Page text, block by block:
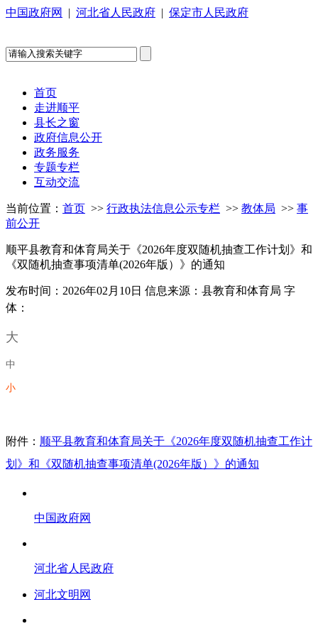
中国政府网 | 河北省人民政府 | 保定市人民政府
首页
走进顺平
县长之窗
政府信息公开
政务服务
专题专栏
互动交流
当前位置： 首页 >> 行政执法信息公示专栏 >> 教体局 >> 事
前公开
顺平县教育和体育局关于《2026年度双随机抽查工作计划》和
《双随机抽查事项清单(2026年版）》的通知
发布时间：2026年02月10日 信息来源：县教育和体育局 字
体：
大
中
小
附件： 顺平县教育和体育局关于《2026年度双随机抽查工作计
划》和《双随机抽查事项清单(2026年版）》的通知
中国政府网
河北省人民政府
河北文明网